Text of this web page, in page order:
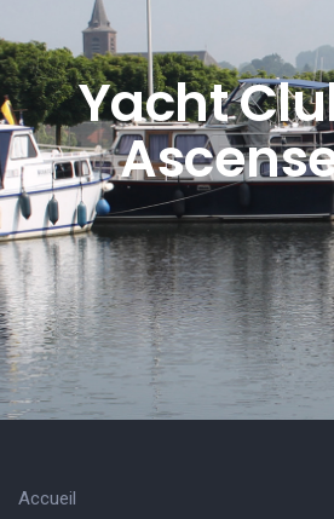
Yacht
Accueil